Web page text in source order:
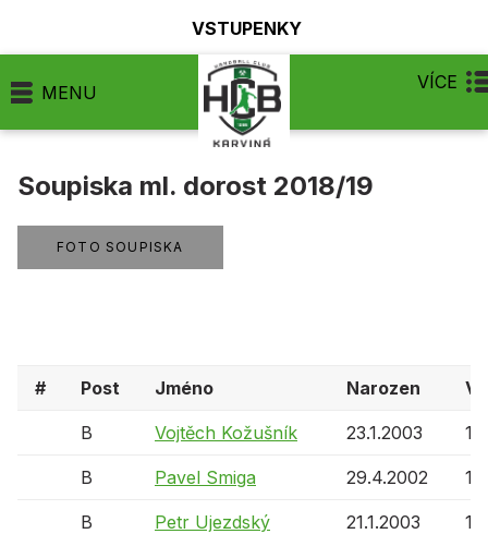
VSTUPENKY
MENU VÍCE
Soupiska ml. dorost 2018/19
FOTO SOUPISKA
# Post Jméno Narozen
B Vojtěch Kožušník 23.1.2003
B Pavel Smiga 29.4.2002
B Petr Ujezdský 21.1.2003